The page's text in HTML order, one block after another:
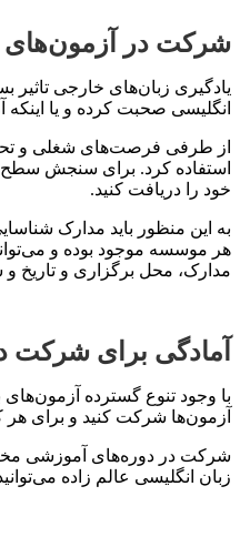
شرکت در آزمون‌های
یادگیری زبان‌های خارجی تاثیر
انگلیسی صحبت کرده و یا
از طرفی فرصت‌های شغلی و
استفاده کرد. برای سنجش سطح
خود را دریافت کنید.
به این منظور باید مدارک
مدارک، محل برگزاری و تاریخ
آمادگی برای شرکت در
با وجود تنوع گسترده
آزمون‌ها شرکت کنید و برای هر
شرکت در دوره‌های آموزشی
زبان انگلیسی عالم زاده می‌توانید در اغلب آزمون‌های